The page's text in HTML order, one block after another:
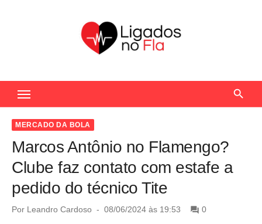
c
MERCADO DA BOLA
Marcos Antônio no Flamengo?
Clube faz contato com estafe a
pedido do técnico Tite
Por Leandro Cardoso
P
08/06/2024 às 19:53 0